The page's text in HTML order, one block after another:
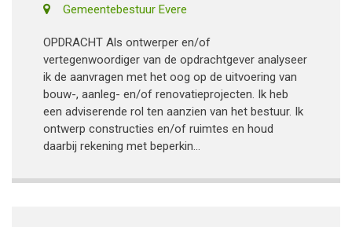
Gemeentebestuur Evere
OPDRACHT Als ontwerper en/of
vertegenwoordiger van de opdrachtgever analyseer
ik de aanvragen met het oog op de uitvoering van
bouw-, aanleg- en/of renovatieprojecten. Ik heb
een adviserende rol ten aanzien van het bestuur. Ik
ontwerp constructies en/of ruimtes en houd
daarbij rekening met beperkin...